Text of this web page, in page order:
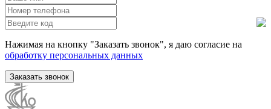
Нажимая на кнопку "Заказать звонок", я даю согласие на
обработку персональных данных
Заказать звонок